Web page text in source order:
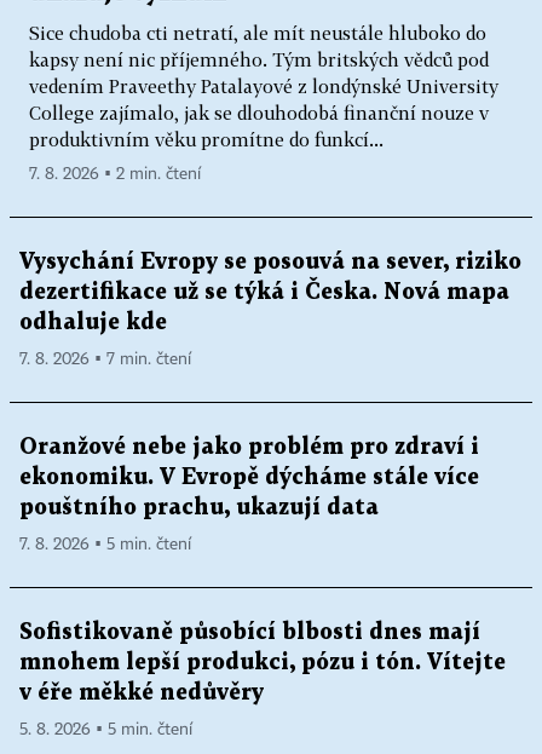
Sice chudoba cti netratí, ale mít neustále hluboko do
kapsy není nic příjemného. Tým britských vědců pod
vedením Praveethy Patalayové z londýnské University
College zajímalo, jak se dlouhodobá finanční nouze v
produktivním věku promítne do funkcí...
7. 8. 2026 ▪ 2 min. čtení
Vysychání Evropy se posouvá na sever, riziko
dezertifikace už se týká i Česka. Nová mapa
odhaluje kde
7. 8. 2026 ▪ 7 min. čtení
Oranžové nebe jako problém pro zdraví i
ekonomiku. V Evropě dýcháme stále více
pouštního prachu, ukazují data
7. 8. 2026 ▪ 5 min. čtení
Sofistikovaně působící blbosti dnes mají
mnohem lepší produkci, pózu i tón. Vítejte
v éře měkké nedůvěry
5. 8. 2026 ▪ 5 min. čtení